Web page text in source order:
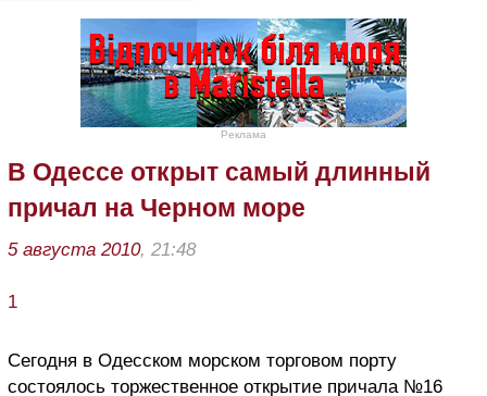
Реклама
В Одессе открыт самый длинный
причал на Черном море
5 августа 2010, 21:48
1
Сегодня в Одесском морском торговом порту
состоялось торжественное открытие причала №16